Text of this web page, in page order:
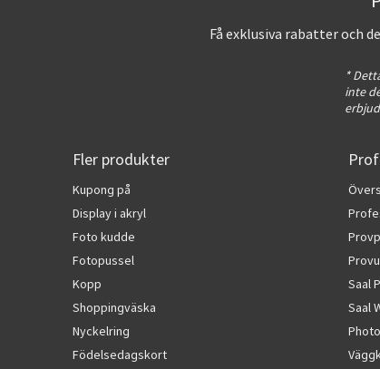
Få exklusiva rabatter och
*
inte
Fler produkter
Kupong på
Display i akryl
Foto kudde
Fotopussel
Kopp
Shoppingväska
Nyckelring
Födelsedagskort
Saal
Saal